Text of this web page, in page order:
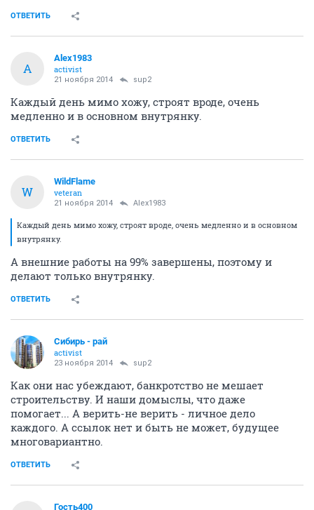
ОТВЕТИТЬ
A
Alex1983
activist
21 ноября 2014 sup2
Каждый день мимо хожу, строят вроде, очень
медленно и в основном внутрянку.
ОТВЕТИТЬ
W
WildFlame
veteran
21 ноября 2014 Alex1983
Каждый день мимо хожу, строят вроде, очень медленно и в основном
внутрянку.
А внешние работы на 99% завершены, поэтому и
делают только внутрянку.
ОТВЕТИТЬ
Сибирь - рай
activist
23 ноября 2014 sup2
Как они нас убеждают, банкротство не мешает
строительству. И наши домыслы, что даже
помогает... А верить-не верить - личное дело
каждого. А ссылок нет и быть не может, будущее
многовариантно.
ОТВЕТИТЬ
Гость400